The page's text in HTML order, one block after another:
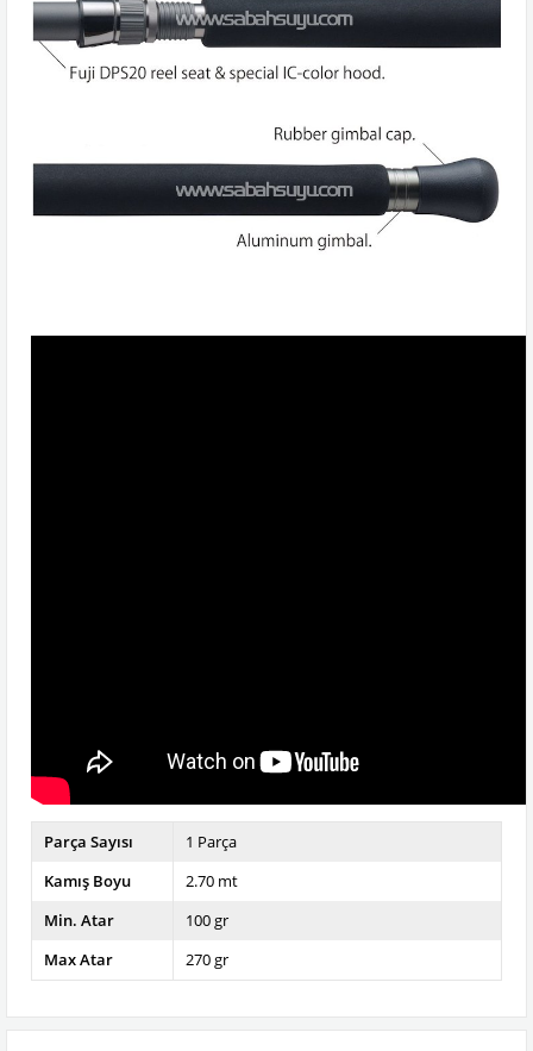
Parça Sayısı
1 Parça
Kamış Boyu
2.70 mt
Min. Atar
100 gr
Max Atar
270 gr